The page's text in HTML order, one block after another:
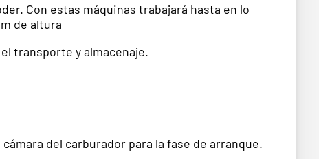
Con estas máquinas trabajará hasta en lo
de altura
transporte y almacenaje.
del carburador para la fase de arranque.